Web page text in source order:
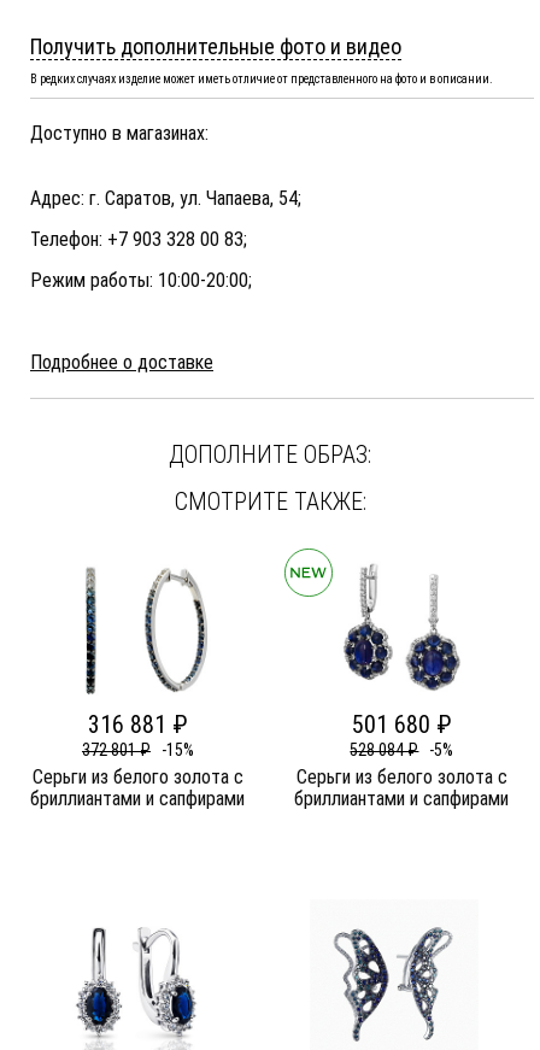
Получить дополнительные фото и видео
В редких случаях изделие может иметь отличие от представленного на фото и в описании.
Доступно в магазинах:
Адрес: г. Саратов, ул. Чапаева, 54;
Телефон: +7 903 328 00 83;
Режим работы: 10:00-20:00;
Подробнее о доставке
ДОПОЛНИТЕ ОБРАЗ:
СМОТРИТЕ ТАКЖЕ:
316 881 ₽
372 801 ₽ -15%
Серьги из белого золота c
бриллиантами и сапфирами
501 680 ₽
528 084 ₽ -5%
Серьги из белого золота c
бриллиантами и сапфирами